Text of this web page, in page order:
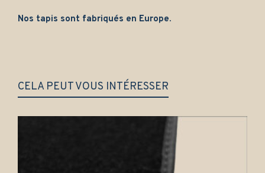
Nos tapis sont fabriqués en Europe.
CELA PEUT VOUS INTÉRESSER